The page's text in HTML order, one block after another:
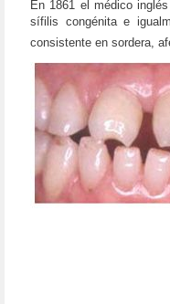
En 1861 el médico
sífilis congénita e
consistente en sordera,